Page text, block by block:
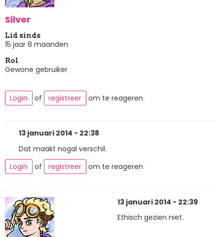
Silver
Lid sinds
15 jaar 8 maanden
Rol
Gewone gebruiker
Login of registreer om te reageren
13 januari 2014 - 22:38
Dat maakt nogal verschil.
Login
of registreer om te reageren
13 januari 2014 - 22:39
Ethisch gezien niet.